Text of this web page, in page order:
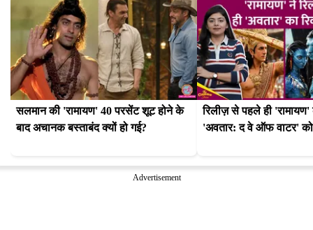
सलमान की 'रामायण' 40 परसेंट शूट होने के
बाद अचानक बस्ताबंद क्यों हो गई?
रिलीज़ से पहले ही 'रामायण'
'अवतार: द वे ऑफ वाटर' को
Advertisement